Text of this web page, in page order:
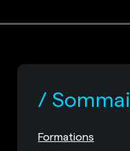
Formations